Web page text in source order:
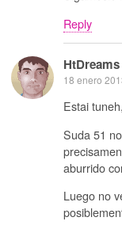
Reply
HtDreams
18 enero
Estai
Suda 51
aburrido
Luego no